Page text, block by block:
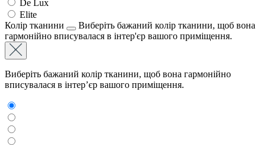
De Lux
Elite
Колір тканини
Виберіть бажаний колір тканини, щоб вона
гармонійно вписувалася в інтер'єр вашого приміщення.
Виберіть бажаний колір тканини, щоб вона гармонійно
вписувалася в інтер’єр вашого приміщення.